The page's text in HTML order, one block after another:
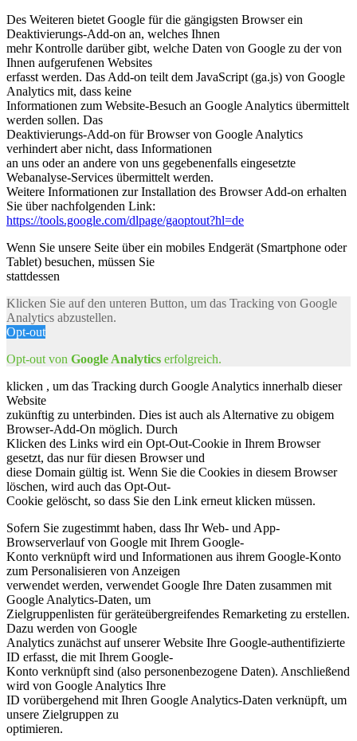
Des Weiteren bietet Google für die gängigsten Browser ein
Deaktivierungs-Add-on an, welches Ihnen
mehr Kontrolle darüber gibt, welche Daten von Google zu der von
Ihnen aufgerufenen Websites
erfasst werden. Das Add-on teilt dem JavaScript (ga.js) von Google
Analytics mit, dass keine
Informationen zum Website-Besuch an Google Analytics übermittelt
werden sollen. Das
Deaktivierungs-Add-on für Browser von Google Analytics
verhindert aber nicht, dass Informationen
an uns oder an andere von uns gegebenenfalls eingesetzte
Webanalyse-Services übermittelt werden.
Weitere Informationen zur Installation des Browser Add-on erhalten
Sie über nachfolgenden Link:
https://tools.google.com/dlpage/gaoptout?hl=de
Wenn Sie unsere Seite über ein mobiles Endgerät (Smartphone oder
Tablet) besuchen, müssen Sie
stattdessen
Klicken Sie auf den unteren Button, um das Tracking von Google
Analytics abzustellen.
Opt-out
Opt-out von Google Analytics erfolgreich.
klicken , um das Tracking durch Google Analytics innerhalb dieser
Website
zukünftig zu unterbinden. Dies ist auch als Alternative zu obigem
Browser-Add-On möglich. Durch
Klicken des Links wird ein Opt-Out-Cookie in Ihrem Browser
gesetzt, das nur für diesen Browser und
diese Domain gültig ist. Wenn Sie die Cookies in diesem Browser
löschen, wird auch das Opt-Out-
Cookie gelöscht, so dass Sie den Link erneut klicken müssen.
Sofern Sie zugestimmt haben, dass Ihr Web- und App-
Browserverlauf von Google mit Ihrem Google-
Konto verknüpft wird und Informationen aus ihrem Google-Konto
zum Personalisieren von Anzeigen
verwendet werden, verwendet Google Ihre Daten zusammen mit
Google Analytics-Daten, um
Zielgruppenlisten für geräteübergreifendes Remarketing zu erstellen.
Dazu werden von Google
Analytics zunächst auf unserer Website Ihre Google-authentifizierte
ID erfasst, die mit Ihrem Google-
Konto verknüpft sind (also personenbezogene Daten). Anschließend
wird von Google Analytics Ihre
ID vorübergehend mit Ihren Google Analytics-Daten verknüpft, um
unsere Zielgruppen zu
optimieren.